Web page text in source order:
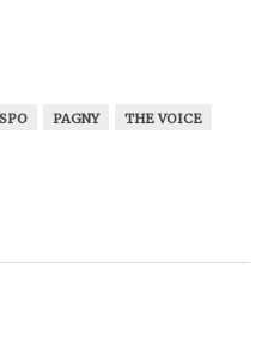
PAGNY
THE VOICE